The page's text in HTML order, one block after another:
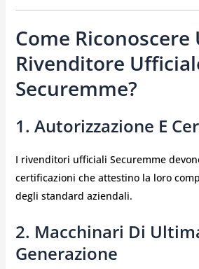
Come Riconoscere
Rivenditore
Securemme?
1. Autorizzazione E
I rivenditori ufficiali Securemme
certificazioni che attestino la loro
degli standard aziendali.
2. Macchinari Di
Generazione